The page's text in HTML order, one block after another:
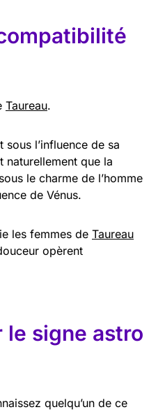
Taureau.
sous l’influence de sa
naturellement que la
le charme de l’homme
de Vénus.
les femmes de Taureau
opèrent
le signe astro
quelqu’un de ce